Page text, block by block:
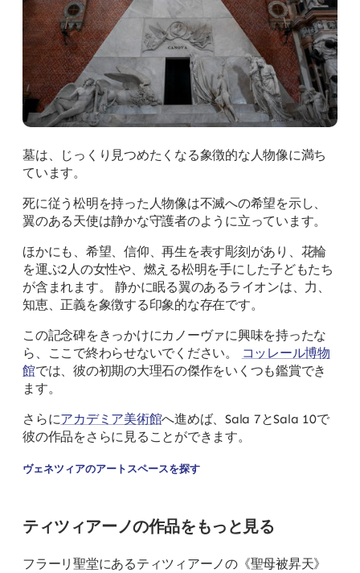
墓は、じっくり見つめたくなる象徴的な人物像に満ち
ています。
死に従う松明を持った人物像は不滅への希望を示し、
翼のある天使は静かな守護者のように立っています。
ほかにも、希望、信仰、再生を表す彫刻があり、花輪
を運ぶ2人の女性や、燃える松明を手にした子どもたち
が含まれます。 静かに眠る翼のあるライオンは、力、
知恵、正義を象徴する印象的な存在です。
この記念碑をきっかけにカノーヴァに興味を持ったな
ら、ここで終わらせないでください。
コッレール博物
館では、彼の初期の大理石の傑作をいくつも鑑賞でき
ます。
さらにアカデミア美術館へ進めば、Sala 7とSala 10で
彼の作品をさらに見ることができます。
ヴェネツィアのアートスペースを探す
ティツィアーノの作品をもっと見る
フラーリ聖堂にあるティツィアーノの《聖母被昇天》